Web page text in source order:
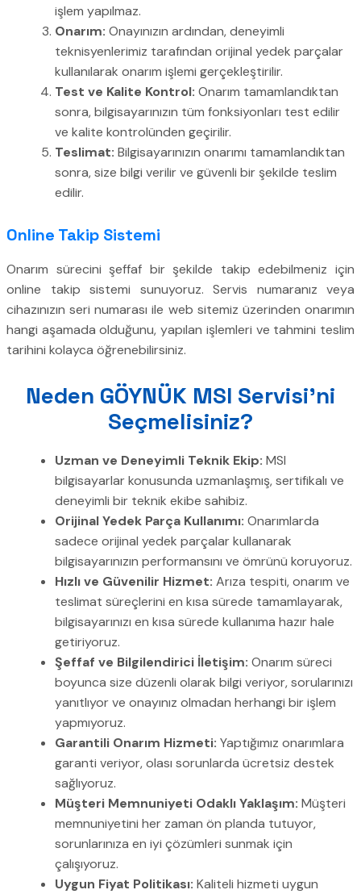
işlem yapılmaz.
Onarım: Onayınızın ardından, deneyimli
teknisyenlerimiz tarafından orijinal yedek parçalar
kullanılarak onarım işlemi gerçekleştirilir.
Test ve Kalite Kontrol: Onarım tamamlandıktan
sonra, bilgisayarınızın tüm fonksiyonları test edilir
ve kalite kontrolünden geçirilir.
Teslimat: Bilgisayarınızın onarımı tamamlandıktan
sonra, size bilgi verilir ve güvenli bir şekilde teslim
edilir.
Online Takip Sistemi
Onarım sürecini şeffaf bir şekilde takip edebilmeniz için
online takip sistemi sunuyoruz. Servis numaranız veya
cihazınızın seri numarası ile web sitemiz üzerinden onarımın
hangi aşamada olduğunu, yapılan işlemleri ve tahmini teslim
tarihini kolayca öğrenebilirsiniz.
Neden GÖYNÜK MSI Servisi’ni
Seçmelisiniz?
Uzman ve Deneyimli Teknik Ekip: MSI
bilgisayarlar konusunda uzmanlaşmış, sertifikalı ve
deneyimli bir teknik ekibe sahibiz.
Orijinal Yedek Parça Kullanımı: Onarımlarda
sadece orijinal yedek parçalar kullanarak
bilgisayarınızın performansını ve ömrünü koruyoruz.
Hızlı ve Güvenilir Hizmet: Arıza tespiti, onarım ve
teslimat süreçlerini en kısa sürede tamamlayarak,
bilgisayarınızı en kısa sürede kullanıma hazır hale
getiriyoruz.
Şeffaf ve Bilgilendirici İletişim: Onarım süreci
boyunca size düzenli olarak bilgi veriyor, sorularınızı
yanıtlıyor ve onayınız olmadan herhangi bir işlem
yapmıyoruz.
Garantili Onarım Hizmeti: Yaptığımız onarımlara
garanti veriyor, olası sorunlarda ücretsiz destek
sağlıyoruz.
Müşteri Memnuniyeti Odaklı Yaklaşım: Müşteri
memnuniyetini her zaman ön planda tutuyor,
sorunlarınıza en iyi çözümleri sunmak için
çalışıyoruz.
Uygun Fiyat Politikası: Kaliteli hizmeti uygun